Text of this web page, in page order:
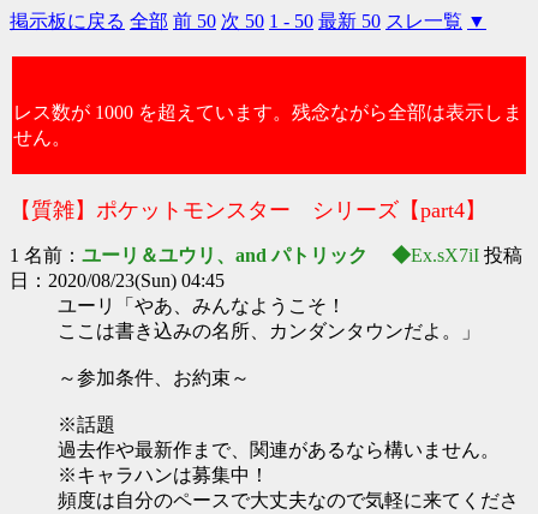
掲示板に戻る 全部 前 50 次 50 1 - 50 最新 50 スレ一覧 ▼
レス数が 1000 を超えています。残念ながら全部は表示しま
せん。
【質雑】ポケットモンスター シリーズ【part4】
1 名前： ユーリ＆ユウリ、and パトリック ◆Ex.sX7iI 投稿
日：2020/08/23(Sun) 04:45
ユーリ「やあ、みんなようこそ！
ここは書き込みの名所、カンダンタウンだよ。」
～参加条件、お約束～
※話題
過去作や最新作まで、関連があるなら構いません。
※キャラハンは募集中！
頻度は自分のペースで大丈夫なので気軽に来てくださ